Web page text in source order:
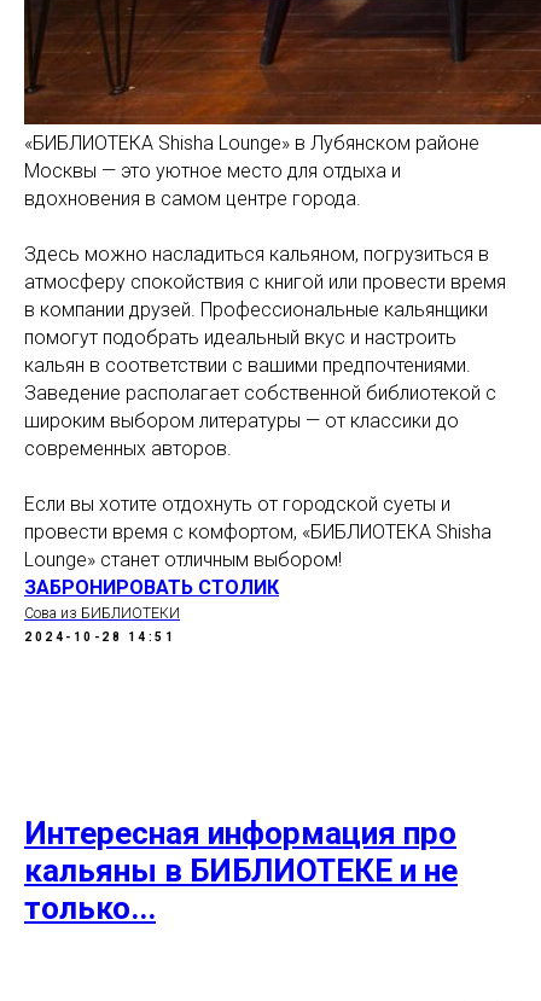
«БИБЛИОТЕКА Shisha Lounge» в Лубянском районе
Москвы — это уютное место для отдыха и
вдохновения в самом центре города.
Здесь можно насладиться кальяном, погрузиться в
атмосферу спокойствия с книгой или провести время
в компании друзей. Профессиональные кальянщики
помогут подобрать идеальный вкус и настроить
кальян в соответствии с вашими предпочтениями.
Заведение располагает собственной библиотекой с
широким выбором литературы — от классики до
современных авторов.
Если вы хотите отдохнуть от городской суеты и
провести время с комфортом, «БИБЛИОТЕКА Shisha
Lounge» станет отличным выбором!
ЗАБРОНИРОВАТЬ СТОЛИК
Сова из БИБЛИОТЕКИ
2024-10-28 14:51
Интересная информация про
кальяны в БИБЛИОТЕКЕ и не
только...